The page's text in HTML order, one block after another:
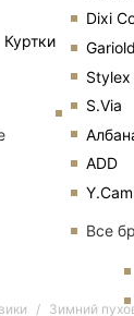
Куртки
Dixi
Stylex
S.Via
ADD
Все
Зимний